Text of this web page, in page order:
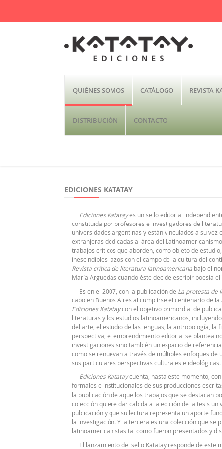
QUIÉNES SOMOS CATÁLOGO REVISTA
DISTRIBUCIÓN CONTACTO
EDICIONES KATATAY
Ediciones Katatayes un sello editorial
constituida por profesores e investigadores de
universidades argentinas y están vinculados a su
extranjeras dedicadas al área del
trabajos críticos que aborden, como objeto de
inescindibles lazos con el campo de la cultura del
Revista crítica de literatura latinoamericana bajo el
María Arguedas cuando éste decide escribir poesía
Es en el 2007, con la publicación de La protesta de
cabo en Buenos Aires al cumplirse el centenario de
Ediciones Katataycon el objetivo primordial de
literaturas y los estudios latinoamericanos,
del arte, el estudio de las lenguas, la antropología,
perspectiva, el emprendimiento editorial se plantea
investigaciones sino también un espacio de
como se renuevan a través de múltiples enfoques
sus particulares perspectivas culturales e ideológicas.
Ediciones Katataycuenta, hasta este momento,
formales e institucionales de sus producciones
la publicación de aquellos trabajos que se destacan
colección quiere dar cabida a la edición de la tesis
publicación y que su lectura representa un aporte
la investigación. Y la tercera es una colección que
latinoamericanistas tal como fueron presentados y
El lanzamiento del sello Katatay responde de este